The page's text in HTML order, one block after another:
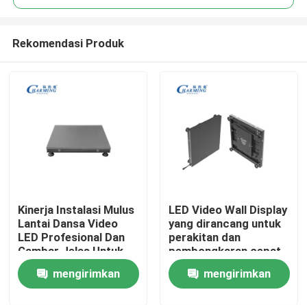
Rumah
Produk
Rekomendasi Produk
Kinerja Instalasi Mulus
Lantai Dansa Video
LED Profesional Dan
Gambar Jelas Untuk
Aplikasi Komersial
mengirimkan
LED Video Wall Display
yang dirancang untuk
perakitan dan
pembongkaran cepat
yang memungkinkan
penyebaran fleksibel
di pameran dagang
mengirimkan